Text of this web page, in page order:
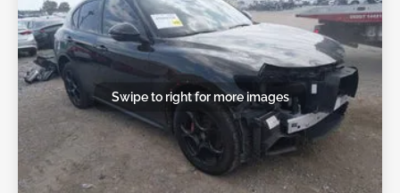
Swipe to right for more images